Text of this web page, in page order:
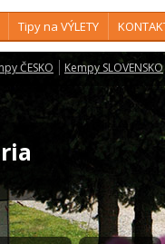
Tipy na VÝLETY
ČESKO Kempy SLOVENSKO